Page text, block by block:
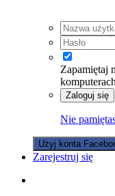
Zapamiętaj
komputerach
Zaloguj się
Nie
Użyj konta
Zarejestruj się